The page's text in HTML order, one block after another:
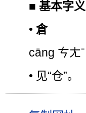
■基本字义
•倉
cāng ㄘㄤˉ
• 见“仓”。